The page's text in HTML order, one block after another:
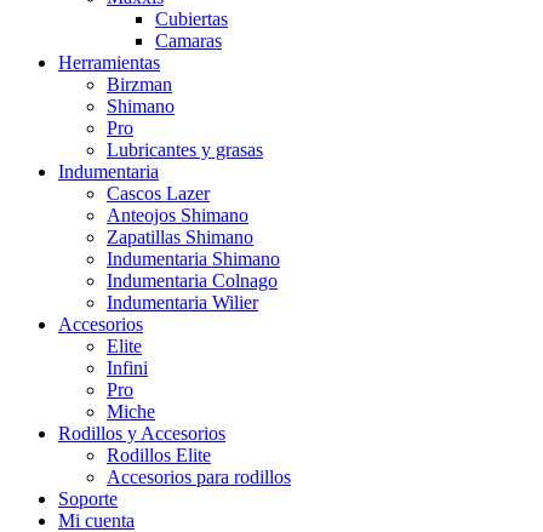
Cubiertas
Camaras
Herramientas
Birzman
Shimano
Pro
Lubricantes y grasas
Indumentaria
Cascos Lazer
Anteojos Shimano
Zapatillas Shimano
Indumentaria Shimano
Indumentaria Colnago
Indumentaria Wilier
Accesorios
Elite
Infini
Pro
Miche
Rodillos y Accesorios
Rodillos Elite
Accesorios para rodillos
Soporte
Mi cuenta